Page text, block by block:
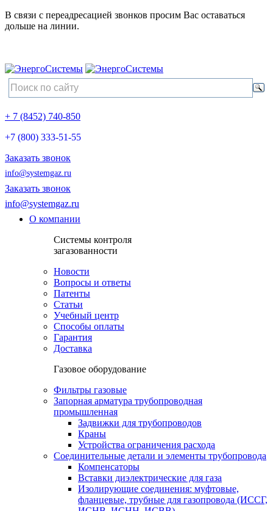
В связи с переадресацией звонков просим Вас оставаться
дольше на линии.
+ 7 (8452) 740-850
+7 (800) 333-51-55
Заказать звонок
info@systemgaz.ru
Заказать звонок
info@systemgaz.ru
О компании
Системы контроля
загазованности
Новости
Вопросы и ответы
Патенты
Статьи
Учебный центр
Способы оплаты
Гарантия
Доставка
Газовое оборудование
Фильтры газовые
Запорная арматура трубопроводная
промышленная
Задвижки для трубопроводов
Краны
Устройства ограничения расхода
Соединительные детали и элементы трубопровода
Компенсаторы
Вставки диэлектрические для газа
Изолирующие соединения: муфтовые,
фланцевые, трубные для газопровода (ИССГ,